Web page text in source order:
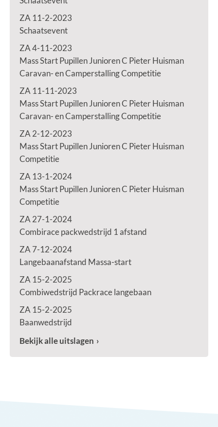
ZA 11-2-2023
Schaatsevent
ZA 4-11-2023
Mass Start Pupillen Junioren C Pieter Huisman
Caravan- en Camperstalling Competitie
ZA 11-11-2023
Mass Start Pupillen Junioren C Pieter Huisman
Caravan- en Camperstalling Competitie
ZA 2-12-2023
Mass Start Pupillen Junioren C Pieter Huisman
Competitie
ZA 13-1-2024
Mass Start Pupillen Junioren C Pieter Huisman
Competitie
ZA 27-1-2024
Combirace packwedstrijd 1 afstand
ZA 7-12-2024
Langebaanafstand Massa-start
ZA 15-2-2025
Combiwedstrijd Packrace langebaan
ZA 15-2-2025
Baanwedstrijd
Bekijk alle uitslagen